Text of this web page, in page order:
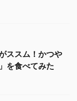
ススム！かつや
を食べてみた